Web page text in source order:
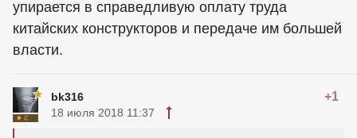
упирается в справедливую оплату труда
китайских конструкторов и передаче им большей
власти.
bk316 +1
18 июля 2018 11:37